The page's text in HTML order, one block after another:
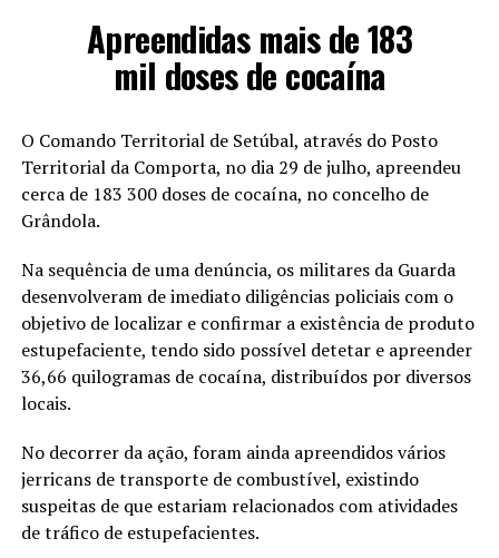
Apreendidas mais de 183
mil doses de cocaína
O Comando Territorial de Setúbal, através do Posto
Territorial da Comporta, no dia 29 de julho, apreendeu
cerca de 183 300 doses de cocaína, no concelho de
Grândola.
Na sequência de uma denúncia, os militares da Guarda
desenvolveram de imediato diligências policiais com o
objetivo de localizar e confirmar a existência de produto
estupefaciente, tendo sido possível detetar e apreender
36,66 quilogramas de cocaína, distribuídos por diversos
locais.
No decorrer da ação, foram ainda apreendidos vários
jerricans de transporte de combustível, existindo
suspeitas de que estariam relacionados com atividades
de tráfico de estupefacientes.